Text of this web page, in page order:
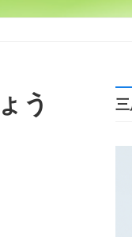
う